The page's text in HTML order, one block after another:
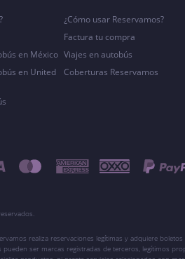
en México
en United
¿Cómo usar Reservamos?
Factura tu compra
Viajes en autobús
Coberturas Reservamos
realiza reservaciones legítimas y adquiere
ser marcas registradas de terceros, legítimos